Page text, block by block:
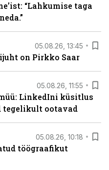
“Lahkumise taga
05.08.26, 13:45
on Pirkko Saar
05.08.26, 11:55
LinkedIni küsitlus
tegelikult ootavad
05.08.26, 10:18
töögraafikut